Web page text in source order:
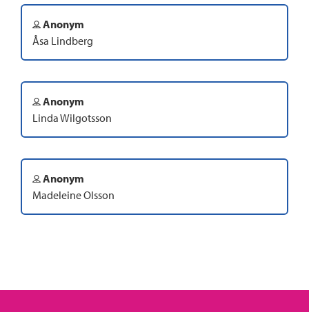
Anonym
Åsa Lindberg
Anonym
Linda Wilgotsson
Anonym
Madeleine Olsson